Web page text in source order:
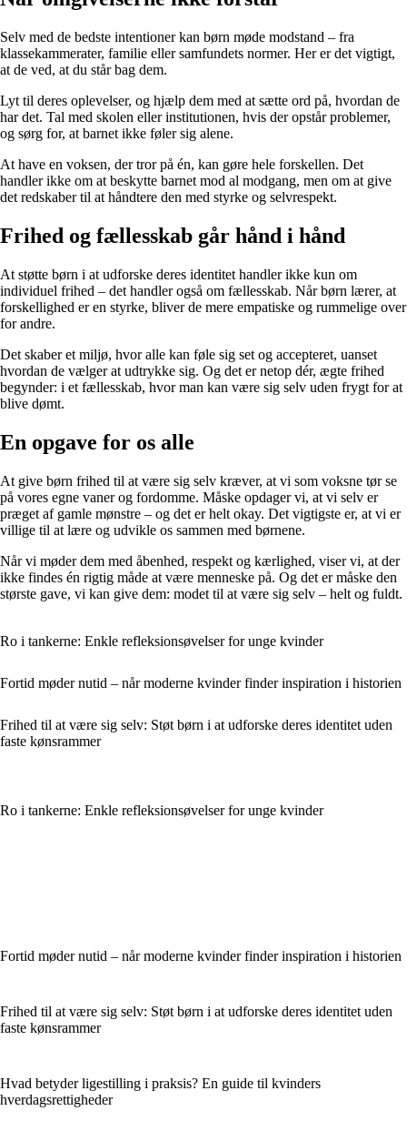
Selv med de bedste intentioner kan børn møde modstand – fra
klassekammerater, familie eller samfundets normer. Her er det vigtigt,
at de ved, at du står bag dem.
Lyt til deres oplevelser, og hjælp dem med at sætte ord på, hvordan de
har det. Tal med skolen eller institutionen, hvis der opstår problemer,
og sørg for, at barnet ikke føler sig alene.
At have en voksen, der tror på én, kan gøre hele forskellen. Det
handler ikke om at beskytte barnet mod al modgang, men om at give
det redskaber til at håndtere den med styrke og selvrespekt.
Frihed og fællesskab går hånd i hånd
At støtte børn i at udforske deres identitet handler ikke kun om
individuel frihed – det handler også om fællesskab. Når børn lærer, at
forskellighed er en styrke, bliver de mere empatiske og rummelige over
for andre.
Det skaber et miljø, hvor alle kan føle sig set og accepteret, uanset
hvordan de vælger at udtrykke sig. Og det er netop dér, ægte frihed
begynder: i et fællesskab, hvor man kan være sig selv uden frygt for at
blive dømt.
En opgave for os alle
At give børn frihed til at være sig selv kræver, at vi som voksne tør se
på vores egne vaner og fordomme. Måske opdager vi, at vi selv er
præget af gamle mønstre – og det er helt okay. Det vigtigste er, at vi er
villige til at lære og udvikle os sammen med børnene.
Når vi møder dem med åbenhed, respekt og kærlighed, viser vi, at der
ikke findes én rigtig måde at være menneske på. Og det er måske den
største gave, vi kan give dem: modet til at være sig selv – helt og fuldt.
Ro i tankerne: Enkle refleksionsøvelser for unge kvinder
Fortid møder nutid – når moderne kvinder finder inspiration i historien
Frihed til at være sig selv: Støt børn i at udforske deres identitet uden
faste kønsrammer
Ro i tankerne: Enkle refleksionsøvelser for unge kvinder
Fortid møder nutid – når moderne kvinder finder inspiration i historien
Frihed til at være sig selv: Støt børn i at udforske deres identitet uden
faste kønsrammer
Hvad betyder ligestilling i praksis? En guide til kvinders
hverdagsrettigheder